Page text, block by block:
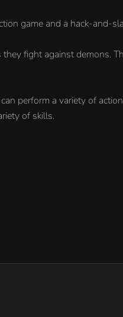
game and a hack-and-
fight against demons.
perform a variety of
of skills.